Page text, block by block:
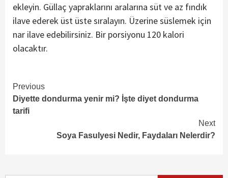
ekleyin. Güllaç yapraklarını aralarına süt ve az fındık
ilave ederek üst üste sıralayın. Üzerine süslemek için
nar ilave edebilirsiniz. Bir porsiyonu 120 kalori
olacaktır.
Continue
Reading
Previous
Diyette dondurma yenir mi? İşte diyet dondurma
tarifi
Next
Soya Fasulyesi Nedir, Faydaları Nelerdir?